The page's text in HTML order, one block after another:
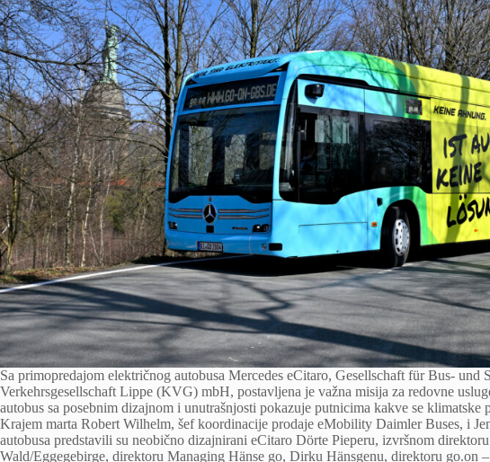
Sa primopredajom električnog autobusa Mercedes eCitaro, Gesellschaft für Bus-
Verkehrsgesellschaft Lippe (KVG) mbH, postavljena je važna misija za redovne
autobus sa posebnim dizajnom i unutrašnjosti pokazuje putnicima kakve se klimatske
Krajem marta Robert Wilhelm, šef koordinacije prodaje eMobility Daimler Buses, i
autobusa predstavili su neobično dizajnirani eCitaro Dörte Pieperu, izvršnom
Wald/Eggegebirge, direktoru Managing Hänse go, Dirku Hänsgenu, direktoru go.on